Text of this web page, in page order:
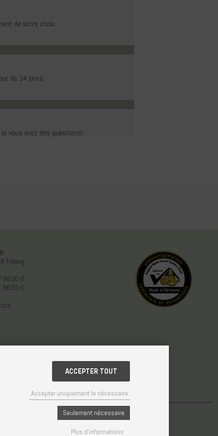
de votre choix.
de 14 jours.
vous avez des questions!
Triberg
9630-0
9630-0
© Weisser GmbH - Haus der 1000 Uhren®
ACCEPTER TOUT
Accepter uniquement le nécessaire
Seulement nécessaire
Plus d'informations